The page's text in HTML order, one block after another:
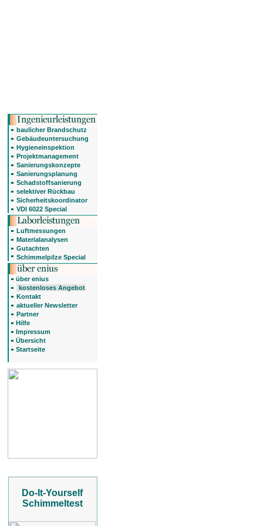
baulicher Brandschutz
Gebäudeuntersuchung
Hygieneinspektion
Projektmanagement
Sanierungskonzepte
Sanierungsplanung
Schadstoffsanierung
selektiver Rückbau
Sicherheitskoordinator
VDI 6022 Special
Luftmessungen
Materialanalysen
Gutachten
Schimmelpilze Special
über enius
kostenloses Angebot
Kontakt
aktueller Newsletter
Partner
Hilfe
Impressum
Übersicht
Startseite
Do-It-Yourself
Schimmeltest